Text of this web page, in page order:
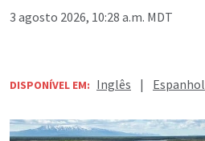
3 agosto 2026, 10:28 a.m. MDT
DISPONÍVEL EM: Inglês | Espanhol